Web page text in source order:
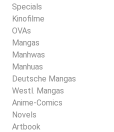
Specials
Kinofilme
OVAs
Mangas
Manhwas
Manhuas
Deutsche Mangas
Westl. Mangas
Anime-Comics
Novels
Artbook